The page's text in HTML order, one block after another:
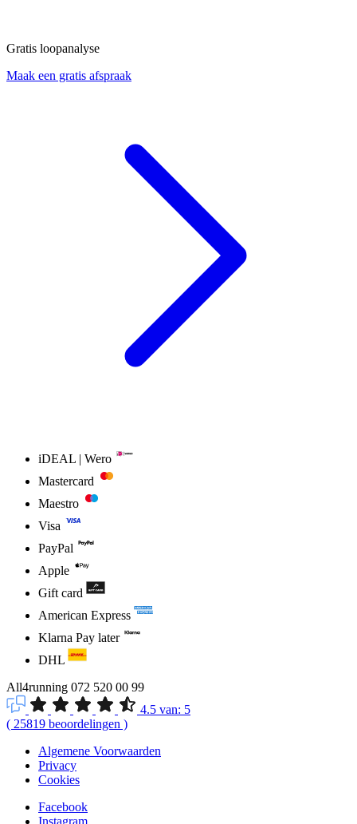
Gratis loopanalyse
Maak een gratis afspraak
iDEAL | Wero
Mastercard
Maestro
Visa
PayPal
Apple
Gift card
American Express
Klarna Pay later
DHL
All4running 072 520 00 99
4.5 van: 5
( 25819 beoordelingen )
Algemene Voorwaarden
Privacy
Cookies
Facebook
Instagram